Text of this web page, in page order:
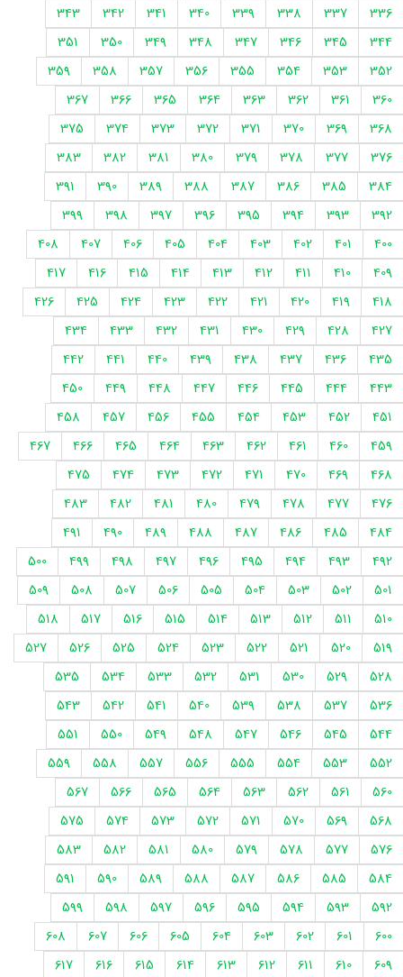
336
337
338
339
340
341
342
343
344
345
346
347
348
349
350
351
352
353
354
355
356
357
358
359
360
361
362
363
364
365
366
367
368
369
370
371
372
373
374
375
376
377
378
379
380
381
382
383
384
385
386
387
388
389
390
391
392
393
394
395
396
397
398
399
400
401
402
403
404
405
406
407
408
409
410
411
412
413
414
415
416
417
418
419
420
421
422
423
424
425
426
427
428
429
430
431
432
433
434
435
436
437
438
439
440
441
442
443
444
445
446
447
448
449
450
451
452
453
454
455
456
457
458
459
460
461
462
463
464
465
466
467
468
469
470
471
472
473
474
475
476
477
478
479
480
481
482
483
484
485
486
487
488
489
490
491
492
493
494
495
496
497
498
499
500
501
502
503
504
505
506
507
508
509
510
511
512
513
514
515
516
517
518
519
520
521
522
523
524
525
526
527
528
529
530
531
532
533
534
535
536
537
538
539
540
541
542
543
544
545
546
547
548
549
550
551
552
553
554
555
556
557
558
559
560
561
562
563
564
565
566
567
568
569
570
571
572
573
574
575
576
577
578
579
580
581
582
583
584
585
586
587
588
589
590
591
592
593
594
595
596
597
598
599
600
601
602
603
604
605
606
607
608
609
610
611
612
613
614
615
616
617